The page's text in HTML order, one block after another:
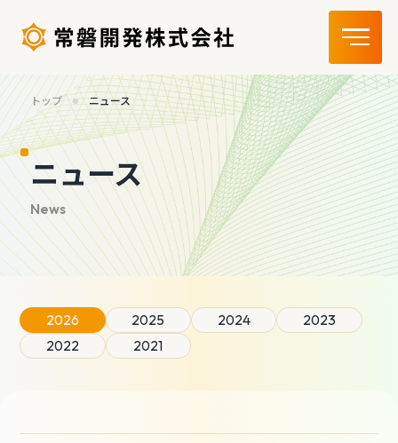
トップ ニュース
ニュース
2026 2025 2024
2023
2022
2021